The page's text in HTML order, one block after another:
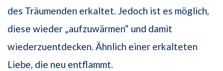
des Träumenden erkaltet. Jedoch ist es möglich,
diese wieder „aufzuwärmen“ und damit
wiederzuentdecken. Ähnlich einer erkalteten
Liebe, die neu entflammt.